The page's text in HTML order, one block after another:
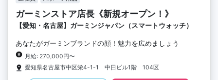
ガーミンストア店長《新規オープン！》
【愛知・名古屋】ガーミンジャパン（スマートウォッチ）
あなたがガーミンブランドの顔！魅力を広めましょう
月給: 270,000円〜
愛知県名古屋市中区栄4-1-1 中日ビル1階 104区